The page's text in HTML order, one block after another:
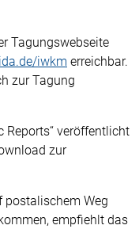
Tagungswebseite
iwkm erreichbar.
zur Tagung
Reports“ veröffentlicht
zur
postalischem Weg
empfiehlt das